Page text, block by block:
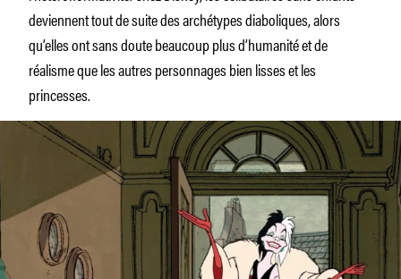
deviennent tout de suite des archétypes diaboliques, alors
qu’elles ont sans doute beaucoup plus d’humanité et de
réalisme que les autres personnages bien lisses et les
princesses.